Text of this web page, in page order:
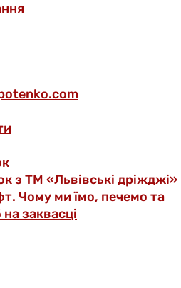
з ТМ «Львівські дріжджі»
Чому ми їмо, печемо та
заквасці